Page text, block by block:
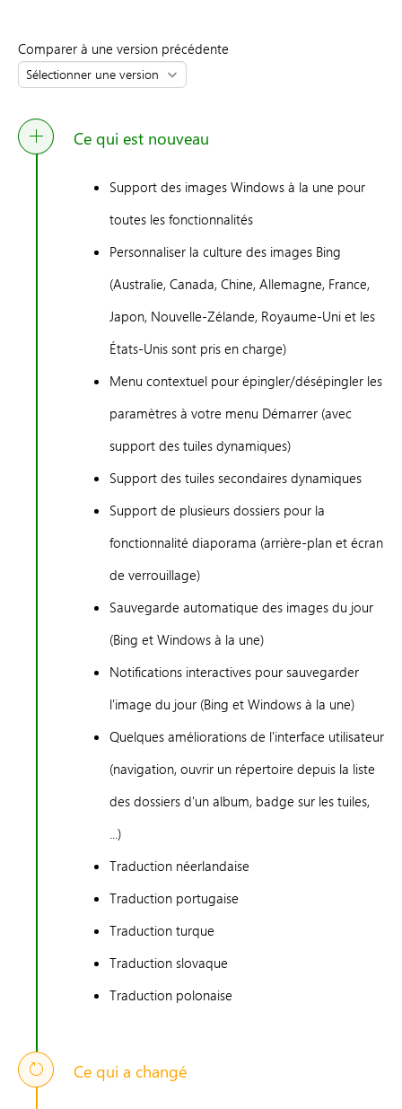
Comparer à une version précédente
Ce qui est nouveau
Support des images Windows à la une pour
toutes les fonctionnalités
Personnaliser la culture des images Bing
(Australie, Canada, Chine, Allemagne, France,
Japon, Nouvelle-Zélande, Royaume-Uni et les
États-Unis sont pris en charge)
Menu contextuel pour épingler/désépingler les
paramètres à votre menu Démarrer (avec
support des tuiles dynamiques)
Support des tuiles secondaires dynamiques
Support de plusieurs dossiers pour la
fonctionnalité diaporama (arrière-plan et écran
de verrouillage)
Sauvegarde automatique des images du jour
(Bing et Windows à la une)
Notifications interactives pour sauvegarder
l'image du jour (Bing et Windows à la une)
Quelques améliorations de l'interface utilisateur
(navigation, ouvrir un répertoire depuis la liste
des dossiers d'un album, badge sur les tuiles,
...)
Traduction néerlandaise
Traduction portugaise
Traduction turque
Traduction slovaque
Traduction polonaise
Ce qui a changé